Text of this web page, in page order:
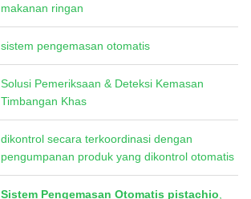
makanan ringan
sistem pengemasan otomatis
Solusi Pemeriksaan & Deteksi Kemasan
Timbangan Khas
dikontrol secara terkoordinasi dengan
pengumpanan produk yang dikontrol otomatis
Sistem Pengemasan Otomatis pistachio